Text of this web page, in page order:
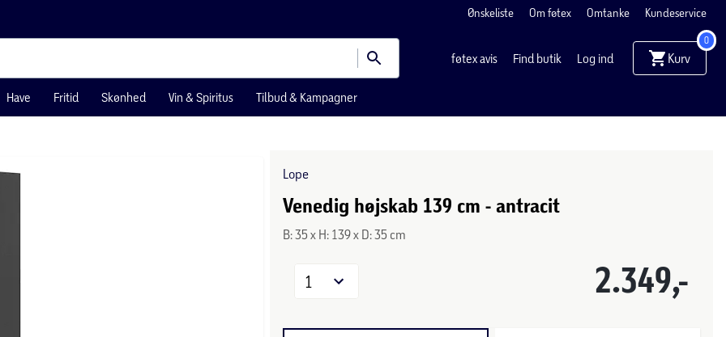
Ønskeliste Om føtex Omtanke Kundeservice
føtex avis Find butik Log ind Kurv
0
Have Fritid Skønhed Vin & Spiritus Tilbud & Kampagner
Lope
Venedig højskab 139 cm - antracit
B: 35 x H: 139 x D: 35 cm
2.349,-
1